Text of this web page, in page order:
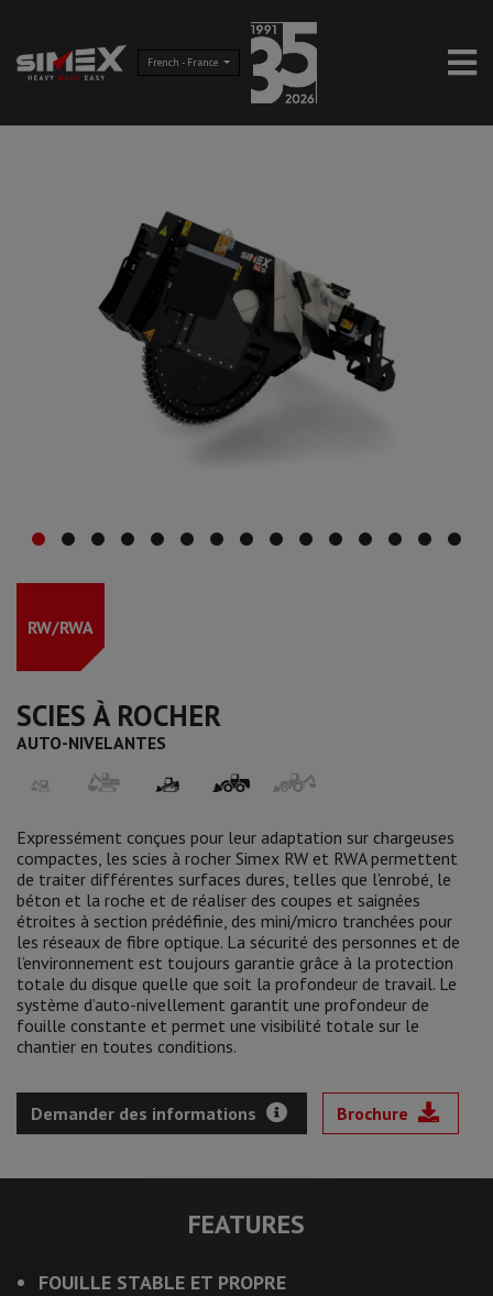
French - France
RW/RWA
SCIES À ROCHER
AUTO-NIVELANTES
Expressément conçues pour leur adaptation sur chargeuses
compactes, les scies à rocher Simex RW et RWA permettent
de traiter différentes surfaces dures, telles que l’enrobé, le
béton et la roche et de réaliser des coupes et saignées
étroites à section prédéfinie, des mini/micro tranchées pour
les réseaux de fibre optique. La sécurité des personnes et de
l’environnement est toujours garantie grâce à la protection
totale du disque quelle que soit la profondeur de travail. Le
système d’auto-nivellement garantit une profondeur de
fouille constante et permet une visibilité totale sur le
chantier en toutes conditions.
Demander des informations Brochure
FEATURES
FOUILLE STABLE ET PROPRE